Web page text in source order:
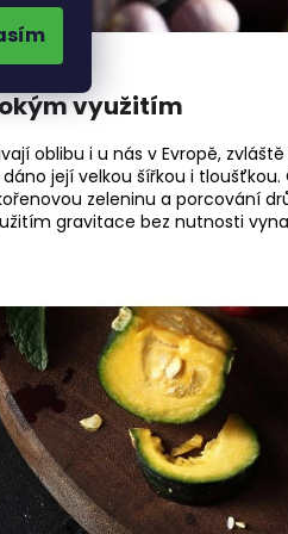
využitím
oblibu i u nás v Evropě,
její velkou šířkou i tloušťkou.
zeleninu a porcování
gravitace bez nutnosti